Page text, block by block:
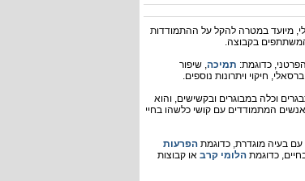
מיועד במטרה להקל על ההתמודדות
המשתתפים בקבוצה.
כדוגמת: תמיכה, שיפור
חיקוי ויתרונות נוספים.
וכלה במבוגרים ובקשישים, והוא
המתמודדים עם קושי כלשהו בחיי
עם בעיה מוגדרת, כדוגמת הפרעות
כדוגמת הלומי קרב או קבוצות